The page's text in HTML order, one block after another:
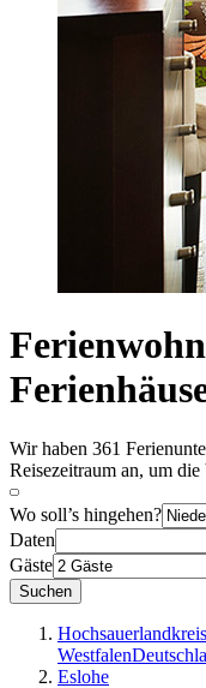
Wir haben 361
Reisezeitraum an, um
Wo soll’s hingehen?
Daten
Gäste
Suchen
Hochsauerlandkreis
Westfalen
Eslohe